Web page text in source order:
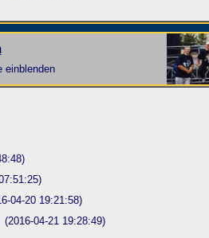
einblenden
04-20 19:21:58)
(2016-04-21 19:28:49)